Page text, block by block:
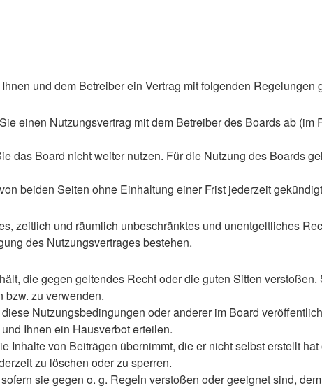
und dem Betreiber ein Vertrag mit folgenden Regelungen
einen Nutzungsvertrag mit dem Betreiber des Boards ab (im
das Board nicht weiter nutzen. Für die Nutzung des Boards
beiden Seiten ohne Einhaltung einer Frist jederzeit
zeitlich und räumlich unbeschränktes und unentgeltliches
des Nutzungsvertrages bestehen.
die gegen geltendes Recht oder die guten Sitten
bzw. zu verwenden.
Nutzungsbedingungen oder anderer im Board
Ihnen ein Hausverbot erteilen.
Inhalte von Beiträgen übernimmt, die er nicht selbst erstellt
zu löschen oder zu sperren.
sie gegen o. g. Regeln verstoßen oder geeignet sind,